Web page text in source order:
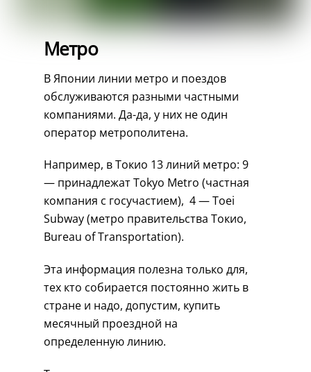
Метро
В Японии линии метро и поездов
обслуживаются разными частными
компаниями. Да-да, у них не один
оператор метрополитена.
Например, в Токио 13 линий метро: 9
— принадлежат Tokyo Metro (частная
компания с госучастием), 4 — Toei
Subway (метро правительства Токио,
Bureau of Transportation).
Эта информация полезна только для,
тех кто собирается постоянно жить в
стране и надо, допустим, купить
месячный проездной на
определенную линию.